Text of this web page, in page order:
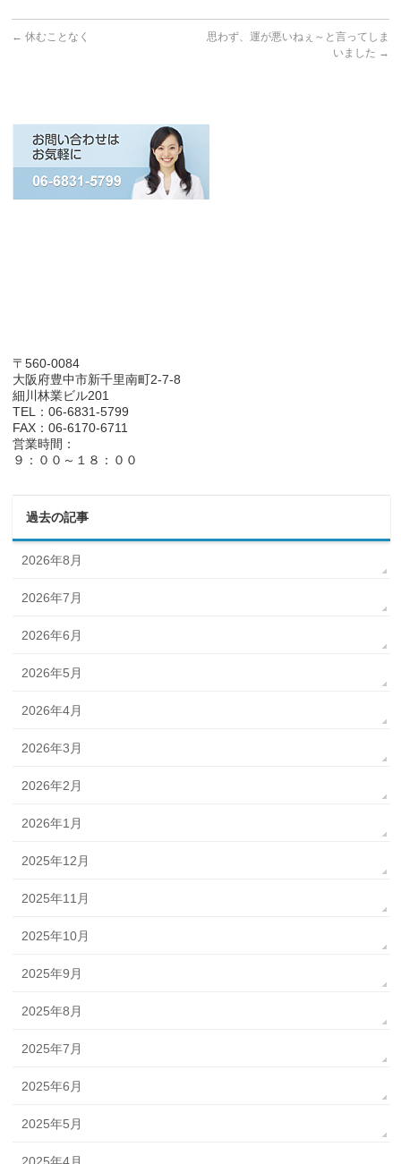
← 休むことなく
思わず、運が悪いねぇ～と言ってしま
いました →
〒560-0084
大阪府豊中市新千里南町2-7-8
細川林業ビル201
TEL：06-6831-5799
FAX：06-6170-6711
営業時間：
９：００～１８：００
過去の記事
2026年8月
2026年7月
2026年6月
2026年5月
2026年4月
2026年3月
2026年2月
2026年1月
2025年12月
2025年11月
2025年10月
2025年9月
2025年8月
2025年7月
2025年6月
2025年5月